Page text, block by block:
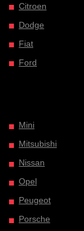
Citroen
Dodge
Fiat
Ford
Mini
Mitsubishi
Nissan
Opel
Peugeot
Porsche